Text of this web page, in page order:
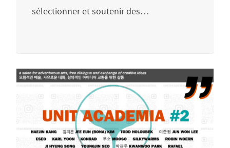
sélectionner et soutenir des…